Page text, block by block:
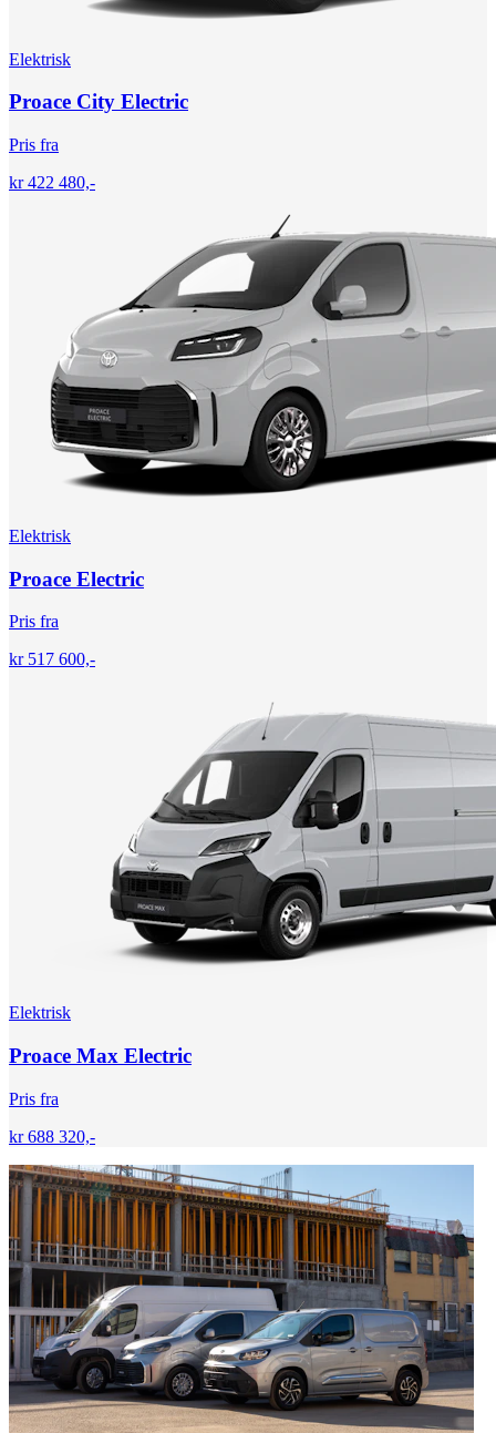
Elektrisk
Proace City Electric
Pris fra
kr 422 480,-
Elektrisk
Proace Electric
Pris fra
kr 517 600,-
Elektrisk
Proace Max Electric
Pris fra
kr 688 320,-